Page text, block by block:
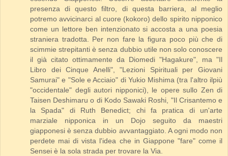
presenza di questo filtro, di questa barriera, al meglio
potremo avvicinarci al cuore (kokoro) dello spirito nipponico
come un lettore ben intenzionato si accosta a una poesia
straniera tradotta. Per non fare la figura poco più che di
scimmie strepitanti è senza dubbio utile non solo conoscere
il già citato ottimamente da Diomedi "Hagakure", ma "Il
Libro dei Cinque Anelli", "Lezioni Spirituali per Giovani
Samurai" e "Sole e Acciaio" di Yukio Mishima (tra l'altro ilpiù
"occidentale" degli autori nipponici), le opere sullo Zen di
Taisen Deshimaru o di Kodo Sawaki Roshi, "Il Crisantemo e
la Spada" di Ruth Benedict; chi fa pratica di un'arte
marziale nipponica in un Dojo seguito da maestri
giapponesi è senza dubbio avvantaggiato. A ogni modo non
perdete mai di vista l'idea che in Giappone "fare" come il
Sensei è la sola strada per trovare la Via.